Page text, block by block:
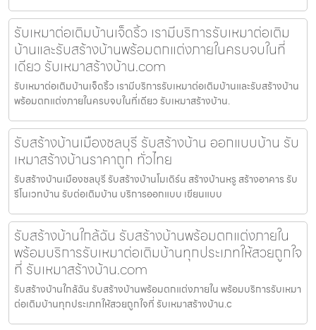
รับเหมาต่อเติมบ้านเจ็ดริ้ว เรามีบริการรับเหมาต่อเติม
บ้านและรับสร้างบ้านพร้อมตกแต่งภายในครบจบในที่
เดียว รับเหมาสร้างบ้าน.com
รับเหมาต่อเติมบ้านเจ็ดริ้ว เรามีบริการรับเหมาต่อเติมบ้านและรับสร้างบ้าน
พร้อมตกแต่งภายในครบจบในที่เดียว รับเหมาสร้างบ้าน.
รับสร้างบ้านเมืองชลบุรี รับสร้างบ้าน ออกแบบบ้าน รับ
เหมาสร้างบ้านราคาถูก ทั่วไทย
รับสร้างบ้านเมืองชลบุรี รับสร้างบ้านโมเดิร์น สร้างบ้านหรู สร้างอาคาร รับ
รีโนเวทบ้าน รับต่อเติมบ้าน บริการออกแบบ เขียนแบบ
รับสร้างบ้านใกล้ฉัน รับสร้างบ้านพร้อมตกแต่งภายใน
พร้อมบริการรับเหมาต่อเติมบ้านทุกประเภทให้สวยถูกใจ
ที่ รับเหมาสร้างบ้าน.com
รับสร้างบ้านใกล้ฉัน รับสร้างบ้านพร้อมตกแต่งภายใน พร้อมบริการรับเหมา
ต่อเติมบ้านทุกประเภทให้สวยถูกใจที่ รับเหมาสร้างบ้าน.c